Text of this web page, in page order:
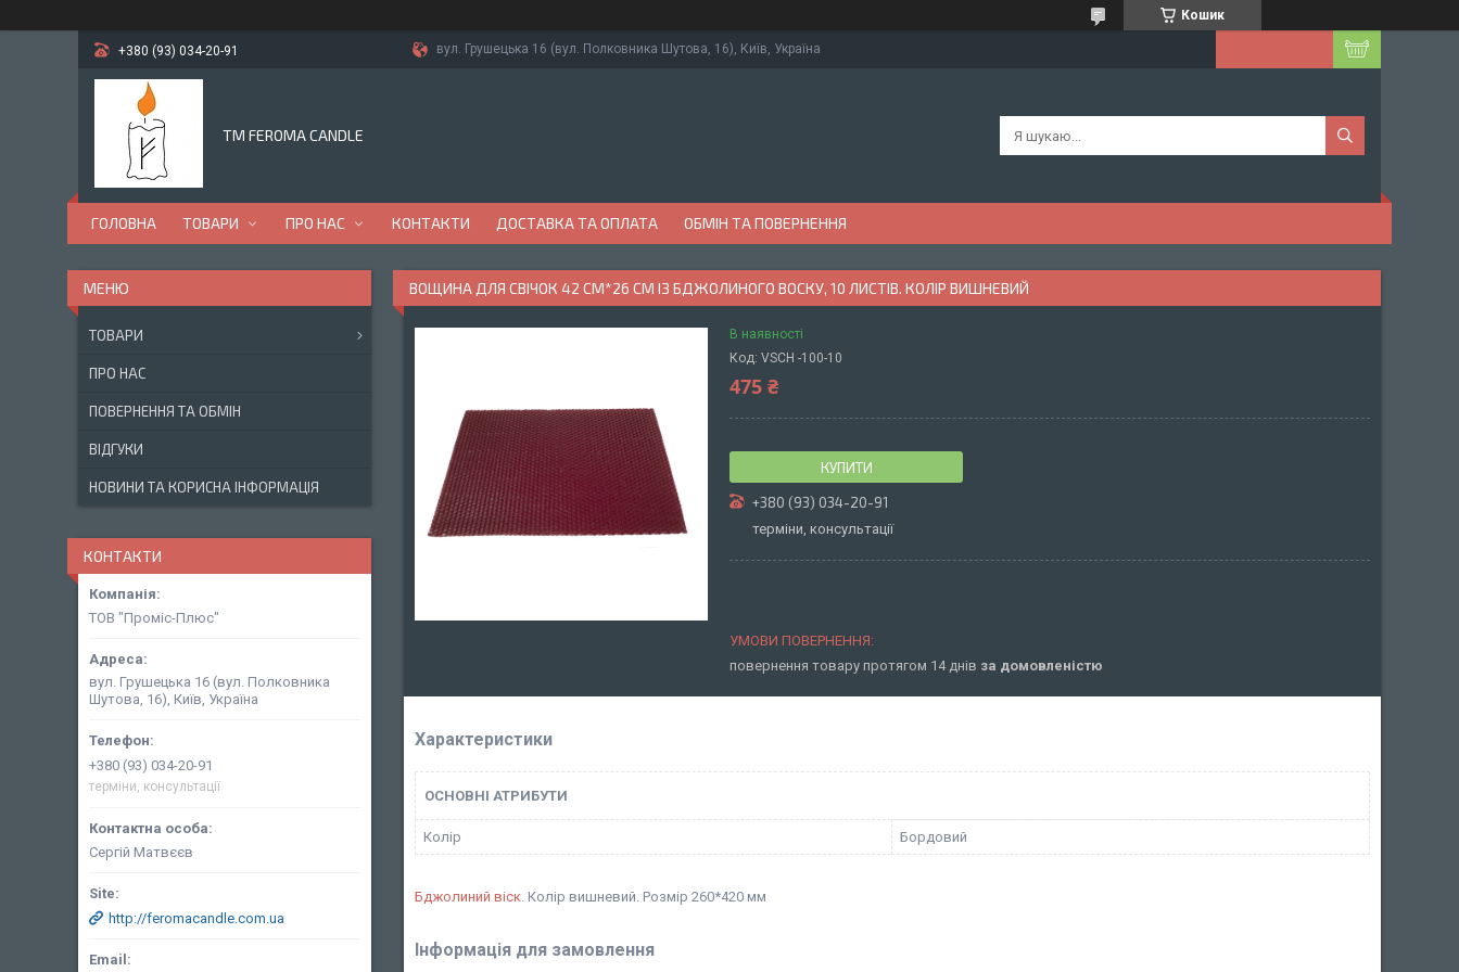
Кошик
+380 (93) 034-20-91 вул. Грушецька 16 (вул. Полковника Шутова, 16), Київ, Україна
TM FEROMA CANDLE
ГОЛОВНА ТОВАРИ ПРО НАС КОНТАКТИ ДОСТАВКА ТА ОПЛАТА ОБМІН ТА ПОВЕРНЕННЯ
ВОЩИНА ДЛЯ СВІЧОК 42 СМ*26 СМ ІЗ БДЖОЛИНОГО ВОСКУ, 10 ЛИСТІВ. КОЛІР ВИШНЕВИЙ
В наявності
Код: VSCH -100-10
475 ₴
КУПИТИ
+380 (93) 034-20-91
терміни, консультації
повернення товару протягом 14 днів за домовленістю
Характеристики
ОСНОВНІ АТРИБУТИ
Колір Бордовий
Бджолиний віск . Колір вишневий. Розмір 260*420 мм
Інформація для замовлення
ТОВАРИ
ПРО НАС
ПОВЕРНЕННЯ ТА ОБМІН
ВІДГУКИ
НОВИНИ ТА КОРИСНА ІНФОРМАЦІЯ
КОНТАКТИ
ТОВ "Проміс-Плюс"
вул. Грушецька 16 (вул. Полковника
Шутова, 16), Київ, Україна
+380 (93) 034-20-91
терміни, консультації
Сергій Матвєєв
http://feromacandle.com.ua